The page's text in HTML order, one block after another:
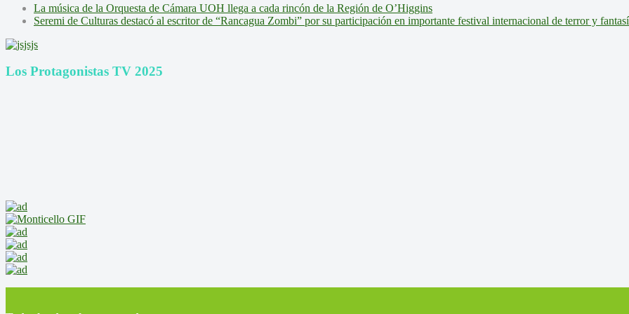
La música de la Orquesta de Cámara UOH llega a cada rincón de la Región de O’Higgins
Seremi de Culturas destacó al escritor de “Rancagua Zombi” por su participación en importante festival internacional de terror y
Los Protagonistas TV 2025